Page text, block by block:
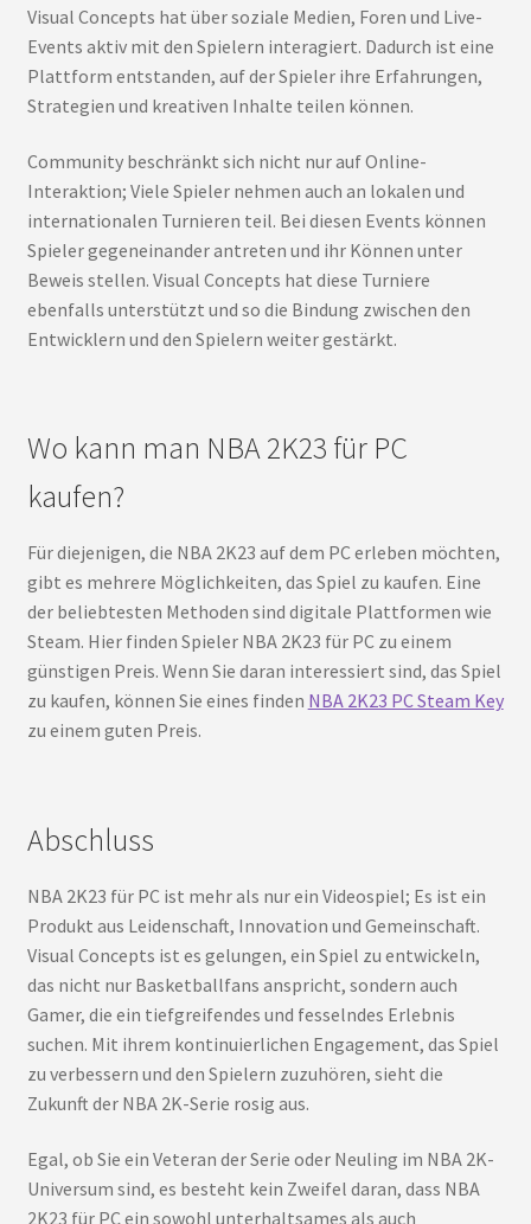
Visual Concepts hat über soziale Medien, Foren und Live-
Events aktiv mit den Spielern interagiert. Dadurch ist eine
Plattform entstanden, auf der Spieler ihre Erfahrungen,
Strategien und kreativen Inhalte teilen können.
Community beschränkt sich nicht nur auf Online-
Interaktion; Viele Spieler nehmen auch an lokalen und
internationalen Turnieren teil. Bei diesen Events können
Spieler gegeneinander antreten und ihr Können unter
Beweis stellen. Visual Concepts hat diese Turniere
ebenfalls unterstützt und so die Bindung zwischen den
Entwicklern und den Spielern weiter gestärkt.
Wo kann man NBA 2K23 für PC
kaufen?
Für diejenigen, die NBA 2K23 auf dem PC erleben möchten,
gibt es mehrere Möglichkeiten, das Spiel zu kaufen. Eine
der beliebtesten Methoden sind digitale Plattformen wie
Steam. Hier finden Spieler NBA 2K23 für PC zu einem
günstigen Preis. Wenn Sie daran interessiert sind, das Spiel
zu kaufen, können Sie eines finden NBA 2K23 PC Steam Key
zu einem guten Preis.
Abschluss
NBA 2K23 für PC ist mehr als nur ein Videospiel; Es ist ein
Produkt aus Leidenschaft, Innovation und Gemeinschaft.
Visual Concepts ist es gelungen, ein Spiel zu entwickeln,
das nicht nur Basketballfans anspricht, sondern auch
Gamer, die ein tiefgreifendes und fesselndes Erlebnis
suchen. Mit ihrem kontinuierlichen Engagement, das Spiel
zu verbessern und den Spielern zuzuhören, sieht die
Zukunft der NBA 2K-Serie rosig aus.
Egal, ob Sie ein Veteran der Serie oder Neuling im NBA 2K-
Universum sind, es besteht kein Zweifel daran, dass NBA
2K23 für PC ein sowohl unterhaltsames als auch